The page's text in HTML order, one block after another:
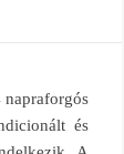
napraforgós
és